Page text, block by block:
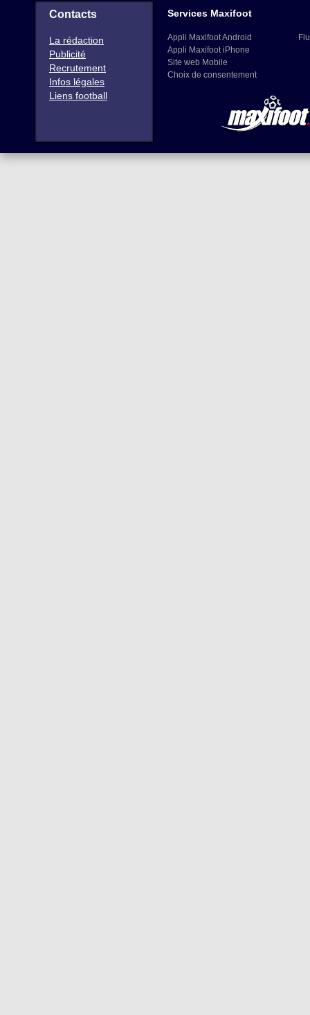
Contacts
La rédaction
Publicité
Recrutement
Infos légales
Liens football
Services Maxifoot
Appli Maxifoot Android
Appli Maxifoot iPhone
Site web Mobile
Choix de consentement